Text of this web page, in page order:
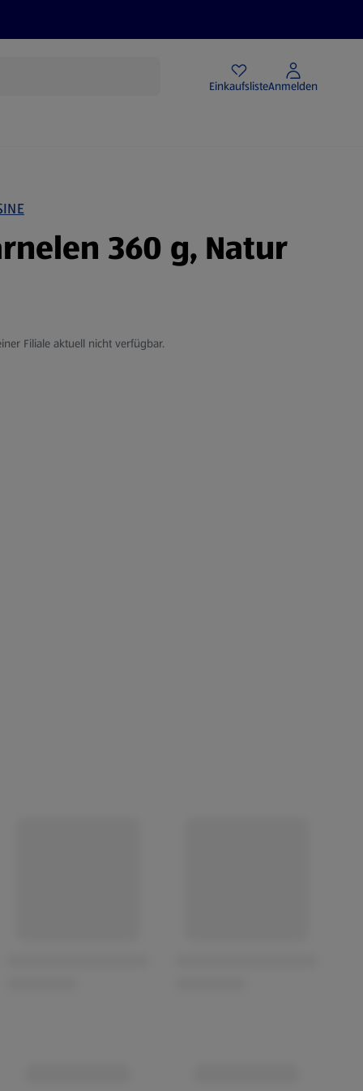
EinkaufslisteAnmelden
360 g, Natur
Filiale aktuell nicht verfügbar.